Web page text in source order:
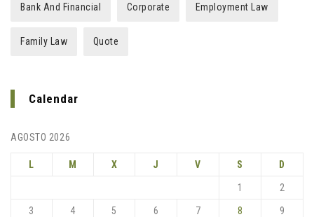
Bank And Financial Corporate Employment Law
Family Law Quote
Calendar
AGOSTO 2026
L M X J V S D
1 2
3 4 5 6 7 8 9